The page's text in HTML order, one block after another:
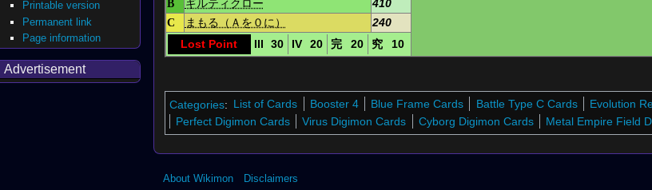
B
ギルティクロー
410
C
まもる（Ａを０に）
240
Lost Point
III 30 IV 20 完 20 究 10
Categories: List of Cards Booster 4 Blue Frame Cards Battle Type C Cards Evolution
Perfect Digimon Cards
Virus Digimon Cards Cyborg Digimon Cards Metal Empire Field
Printable version
Permanent link
Page information
Advertisement
About Wikimon Disclaimers